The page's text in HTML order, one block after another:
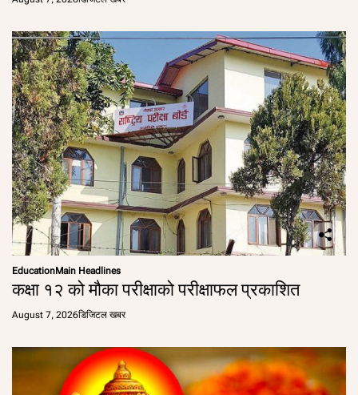
EducationMain Headlines
कक्षा १२ को मौका परीक्षाको परीक्षाफल प्रकाशित
August 7, 2026डिजिटल खबर